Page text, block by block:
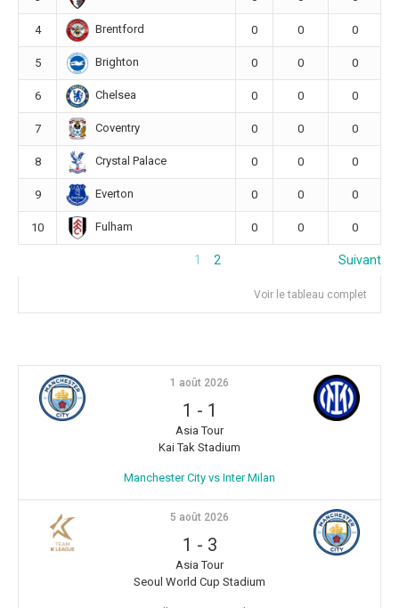
4 Brentford 0 0 0
5 Brighton 0 0 0
6 Chelsea 0 0 0
7 Coventry 0 0 0
8 Crystal Palace 0 0 0
9 Everton 0 0 0
10 Fulham 0 0 0
1 2 Suivant
Voir le tableau complet
1 août 2026
1 - 1
Asia Tour
Kai Tak Stadium
Manchester City vs Inter Milan
5 août 2026
1 - 3
Asia Tour
Seoul World Cup Stadium